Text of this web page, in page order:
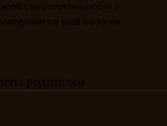
самостоятельности и
он ещё не готов.
родителям